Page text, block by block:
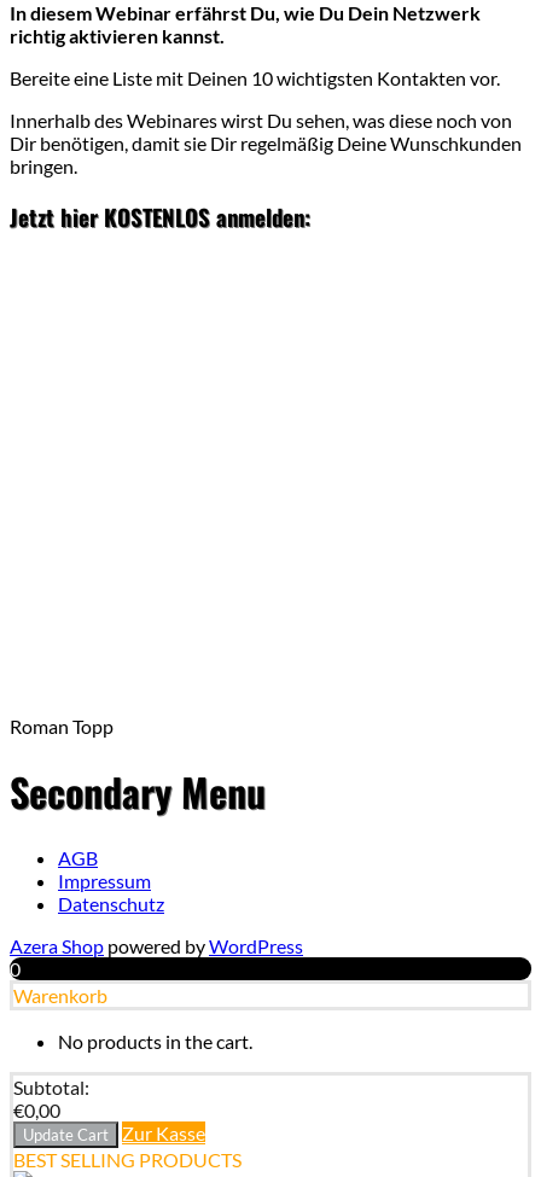
In diesem Webinar erfährst Du, wie Du Dein Netzwerk
richtig aktivieren kannst.
Bereite eine Liste mit Deinen 10 wichtigsten Kontakten vor.
Innerhalb des Webinares wirst Du sehen, was diese noch von
Dir benötigen, damit sie Dir regelmäßig Deine Wunschkunden
bringen.
Jetzt hier KOSTENLOS anmelden:
Roman Topp
Secondary Menu
AGB
Impressum
Datenschutz
Azera Shop powered byWordPress
0
Warenkorb
No products in the cart.
Subtotal:
€0,00
Update Cart
Zur Kasse
BEST SELLING PRODUCTS